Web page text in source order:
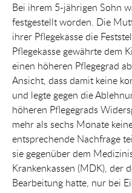
Bei ihrem 5-jährigen Sohn
festgestellt worden. Die
ihrer Pflegekasse die
Pflegekasse gewährte dem
einen höheren Pflegegrad
Ansicht, dass damit keine
und legte gegen die
höheren Pflegegrads
mehr als sechs Monate
entsprechende Nachfrage
sie gegenüber dem
Krankenkassen (MDK), der
Bearbeitung hatte, nur bei